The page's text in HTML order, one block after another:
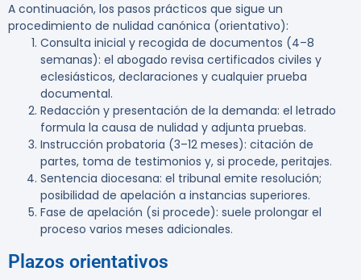
A continuación, los pasos prácticos que sigue un
procedimiento de nulidad canónica (orientativo):
Consulta inicial y recogida de documentos (4–8
semanas): el abogado revisa certificados civiles y
eclesiásticos, declaraciones y cualquier prueba
documental.
Redacción y presentación de la demanda: el letrado
formula la causa de nulidad y adjunta pruebas.
Instrucción probatoria (3–12 meses): citación de
partes, toma de testimonios y, si procede, peritajes.
Sentencia diocesana: el tribunal emite resolución;
posibilidad de apelación a instancias superiores.
Fase de apelación (si procede): suele prolongar el
proceso varios meses adicionales.
Plazos orientativos